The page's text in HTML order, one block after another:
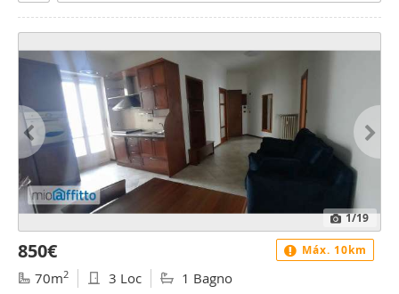
1/19
850€
70m2 3 Loc 1 Bagno
Máx. 10km